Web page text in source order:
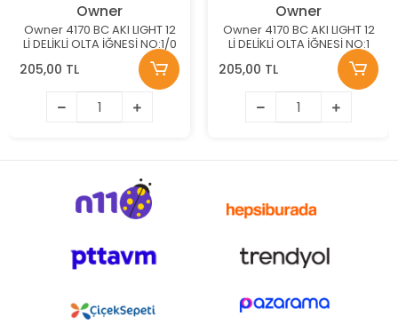
Owner
Owner 4170 BC AKI LIGHT 12
Lİ DELİKLİ OLTA İĞNESİ NO:1/0
205,00 TL
Owner
Owner 4170 BC AKI LIGHT 12
Lİ DELİKLİ OLTA İĞNESİ NO:1
205,00 TL